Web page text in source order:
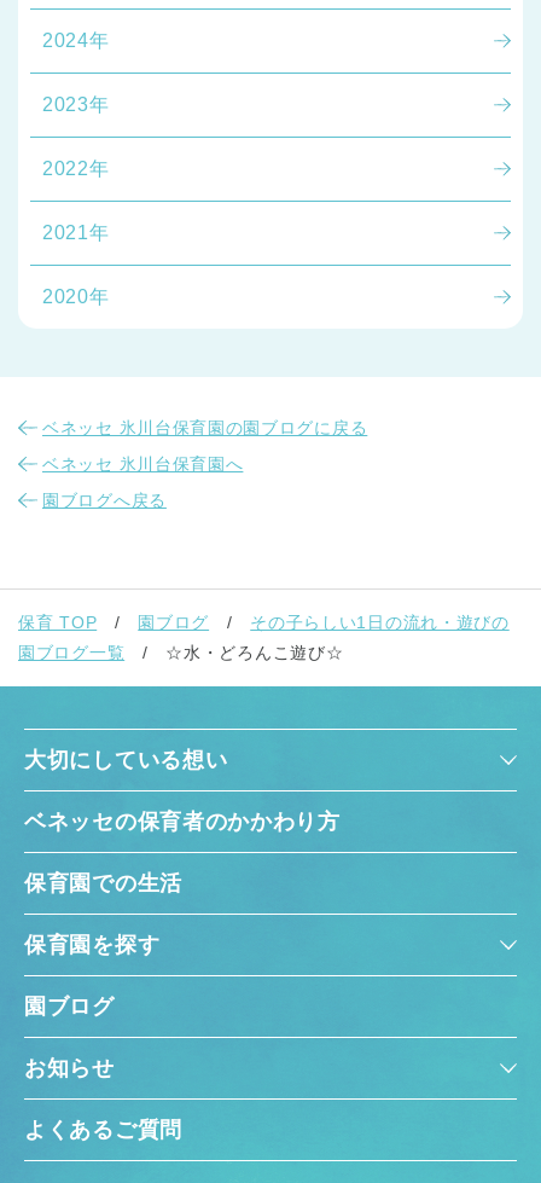
2024年
2023年
2022年
2021年
2020年
ベネッセ 氷川台保育園の園ブログに戻る
ベネッセ 氷川台保育園へ
園ブログへ戻る
保育 TOP 園ブログ
その子らしい1日の流れ・遊びの
園ブログ一覧
☆水・どろんこ遊び☆
大切にしている想い
ベネッセの保育者のかかわり方
保育園での生活
保育園を探す
園ブログ
お知らせ
よくあるご質問